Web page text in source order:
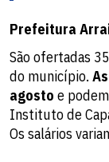
Prefeitura
São ofertadas
do município.
agosto e
Instituto de
Os salários